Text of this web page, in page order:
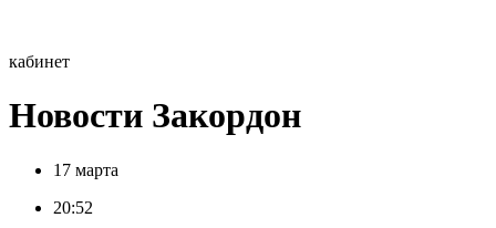
кабинет
Новости Закордон
17 марта
20:52